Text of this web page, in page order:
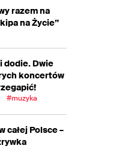
razem na
na Życie”
dodie. Dwie
koncertów
#muzyka
całej Polsce –